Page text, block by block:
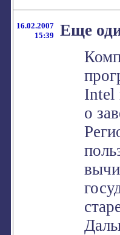
16.02.2007
15:39
Еще
Intel
о